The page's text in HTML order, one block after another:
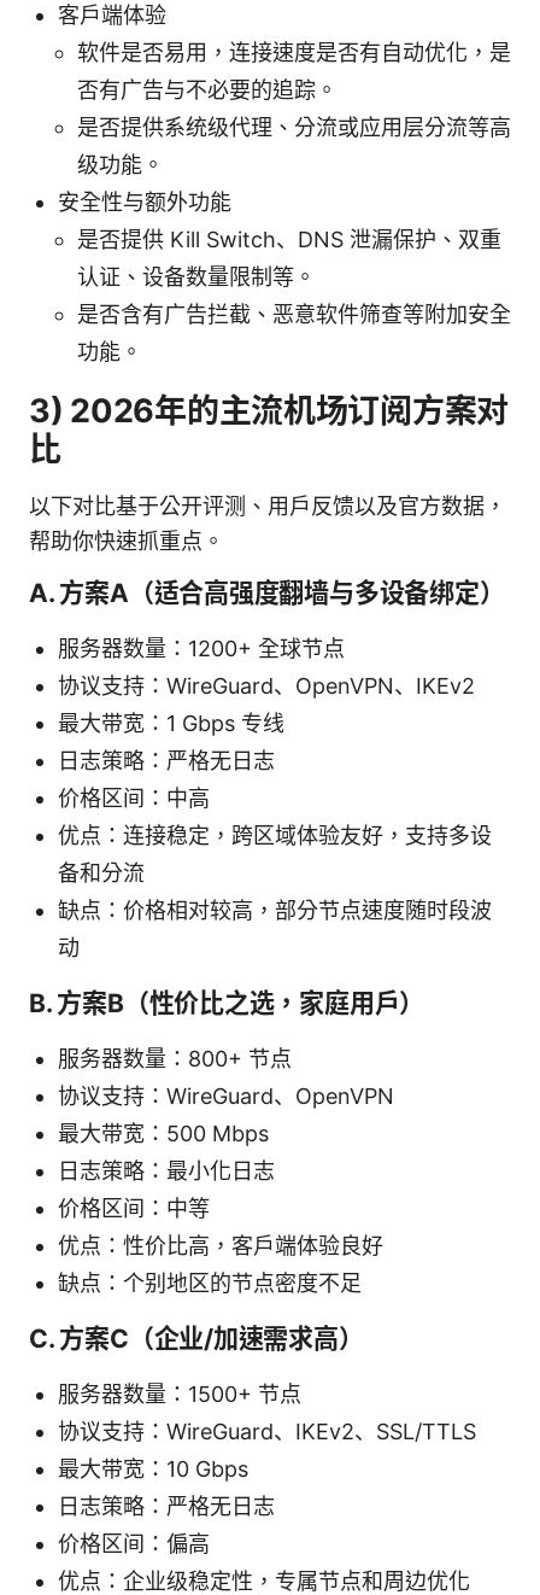
客户端体验
软件是否易用，连接速度是否有自动优化，是
否有广告与不必要的追踪。
是否提供系统级代理、分流或应用层分流等高
级功能。
安全性与额外功能
是否提供 Kill Switch、DNS 泄漏保护、双重
认证、设备数量限制等。
是否含有广告拦截、恶意软件筛查等附加安全
功能。
3) 2026年的主流机场订阅方案对
比
以下对比基于公开评测、用户反馈以及官方数据，
帮助你快速抓重点。
A. 方案A（适合高强度翻墙与多设备绑定）
服务器数量：1200+ 全球节点
协议支持：WireGuard、OpenVPN、IKEv2
最大带宽：1 Gbps 专线
日志策略：严格无日志
价格区间：中高
优点：连接稳定，跨区域体验友好，支持多设
备和分流
缺点：价格相对较高，部分节点速度随时段波
动
B. 方案B（性价比之选，家庭用户）
服务器数量：800+ 节点
协议支持：WireGuard、OpenVPN
最大带宽：500 Mbps
日志策略：最小化日志
价格区间：中等
优点：性价比高，客户端体验良好
缺点：个别地区的节点密度不足
C. 方案C（企业/加速需求高）
服务器数量：1500+ 节点
协议支持：WireGuard、IKEv2、SSL/TTLS
最大带宽：10 Gbps
日志策略：严格无日志
价格区间：偏高
优点：企业级稳定性，专属节点和周边优化